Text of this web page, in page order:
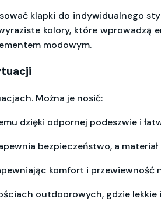
klapki do indywidualnego
kolory, które wprowadzą
modowym.
Można je nosić:
dzięki odpornej podeszwie i
bezpieczeństwo, a
komfort i przewiewność
outdoorowych, gdzie